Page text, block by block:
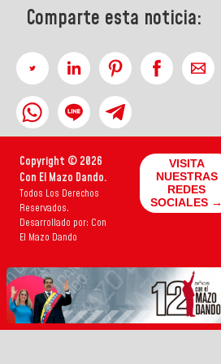
Comparte esta noticia:
Copyright © 2026
Con El Mazo Dando.
Todos Los Derechos
Reservados.
Desarrollado por: Con
El Mazo Dando
VISITA
NUESTRAS
REDES
SOCIALES →